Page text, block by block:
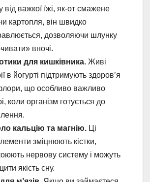
від важкої їжі, як-от смажене
картопля, він швидко
дозволяючи шлунку
вночі.
для кишківника. Живі
в йогурті підтримують здоров’я
що особливо важливо
коли організм готується до
кальцію та магнію. Ці
зміцнюють кістки,
нервову систему і можуть
якість сну.